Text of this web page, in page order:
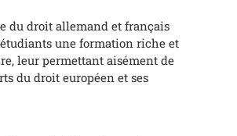
du droit allemand et français
une formation riche et
leur permettant aisément de
du droit européen et ses